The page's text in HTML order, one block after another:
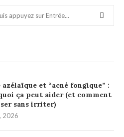
azélaïque et “acné fongique” :
ça peut aider (et comment
sans irriter)
2026